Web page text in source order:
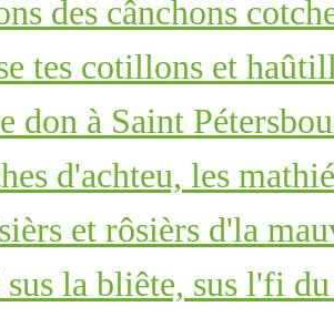
des cânchons
tes cotillons et
don à Saint
d'achteu, les
et rôsièrs d'la
la bliête, sus l'fi